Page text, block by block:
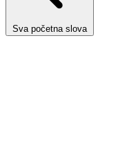
Sva početna slova